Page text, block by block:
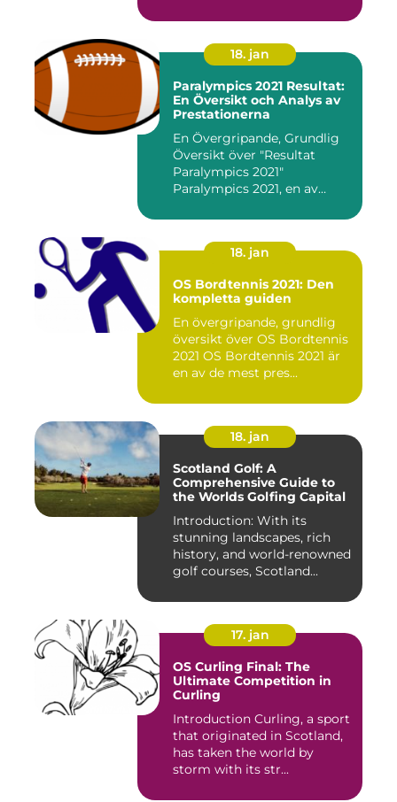
18. jan
Paralympics 2021 Resultat:
En Översikt och Analys av
Prestationerna
En Övergripande, Grundlig
Översikt över "Resultat
Paralympics 2021"
Paralympics 2021, en av
18. jan
OS Bordtennis 2021: Den
kompletta guiden
En övergripande, grundlig
översikt över OS Bordtennis
2021 OS Bordtennis 2021 är
en av de mest pres...
18. jan
Scotland Golf: A
Comprehensive Guide to
the Worlds Golfing Capital
Introduction: With its
stunning landscapes, rich
history, and world-renowned
golf courses, Scotland...
17. jan
OS Curling Final: The
Ultimate Competition in
Curling
Introduction Curling, a sport
that originated in Scotland,
has taken the world by
storm with its str...